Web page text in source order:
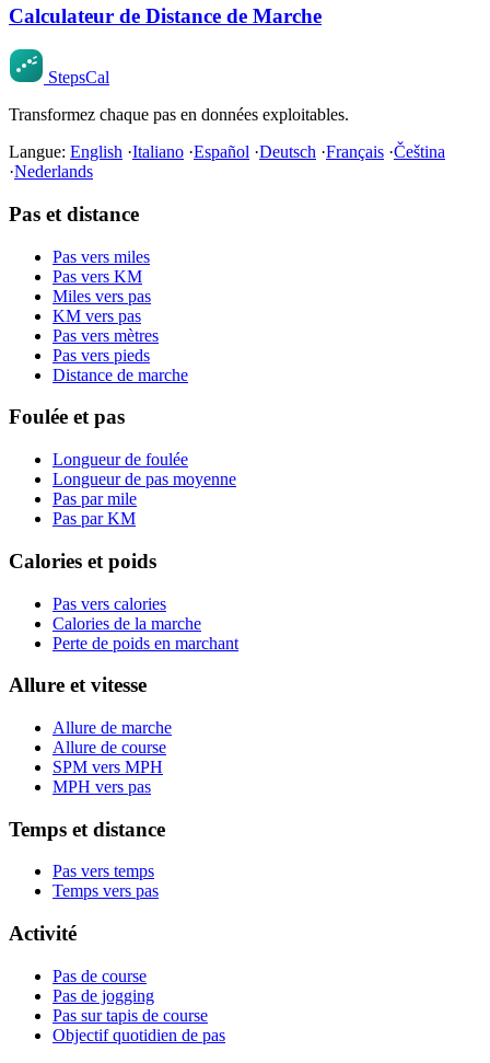
Calculateur de Distance de Marche
StepsCal
Transformez chaque pas en données exploitables.
Langue: English ·Italiano ·Español ·Deutsch ·Français ·Čeština
·Nederlands
Pas et distance
Pas vers miles
Pas vers KM
Miles vers pas
KM vers pas
Pas vers mètres
Pas vers pieds
Distance de marche
Foulée et pas
Longueur de foulée
Longueur de pas moyenne
Pas par mile
Pas par KM
Calories et poids
Pas vers calories
Calories de la marche
Perte de poids en marchant
Allure et vitesse
Allure de marche
Allure de course
SPM vers MPH
MPH vers pas
Temps et distance
Pas vers temps
Temps vers pas
Activité
Pas de course
Pas de jogging
Pas sur tapis de course
Objectif quotidien de pas